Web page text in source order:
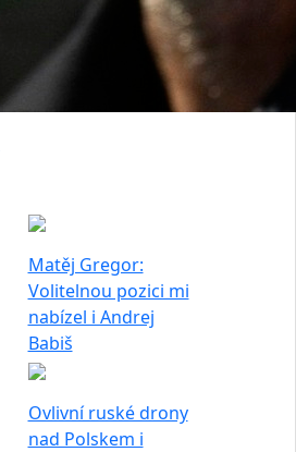
Matěj Gregor:
Volitelnou pozici mi
nabízel i Andrej
Babiš
Ovlivní ruské drony
nad Polskem i